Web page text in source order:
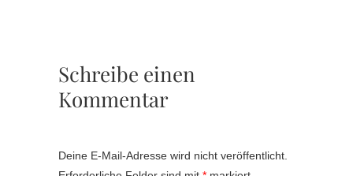
Schreibe einen
Kommentar
Deine E-Mail-Adresse wird nicht veröffentlicht.